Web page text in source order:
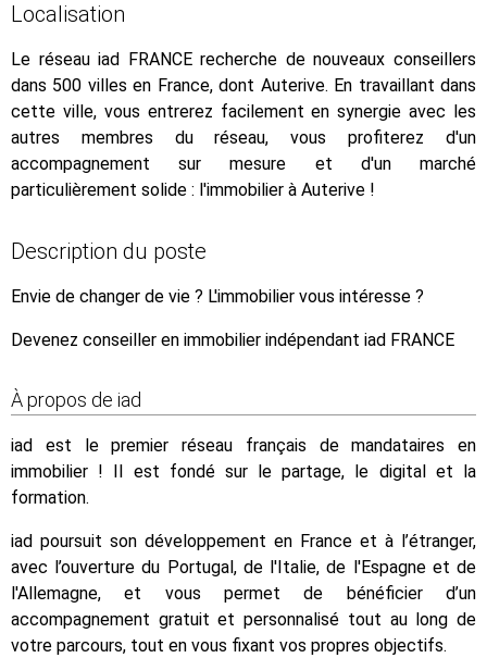
Localisation
Le réseau iad FRANCE recherche de nouveaux conseillers
dans 500 villes en France, dont Auterive. En travaillant dans
cette ville, vous entrerez facilement en synergie avec les
autres membres du réseau, vous profiterez d'un
accompagnement sur mesure et d'un marché
particulièrement solide : l'immobilier à Auterive !
Description du poste
Envie de changer de vie ? L'immobilier vous intéresse ?
Devenez conseiller en immobilier indépendant iad FRANCE
À propos de iad
iad est le premier réseau français de mandataires en
immobilier ! Il est fondé sur le partage, le digital et la
formation.
iad poursuit son développement en France et à l’étranger,
avec l’ouverture du Portugal, de l'Italie, de l'Espagne et de
l'Allemagne, et vous permet de bénéficier d’un
accompagnement gratuit et personnalisé tout au long de
votre parcours, tout en vous fixant vos propres objectifs.